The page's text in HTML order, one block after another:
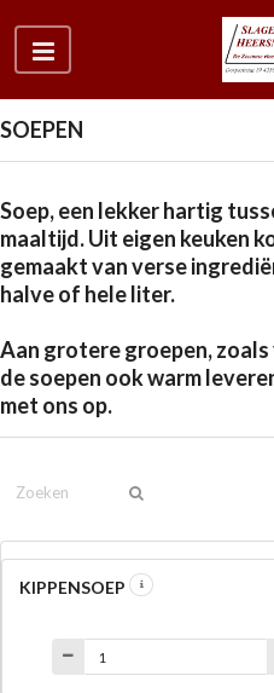
SOEPEN
Soep, een lekker hartig
maaltijd. Uit eigen keuken
gemaakt van verse
halve of hele liter.
Aan grotere groepen,
de soepen ook warm
met ons op.
KIPPENSOEP